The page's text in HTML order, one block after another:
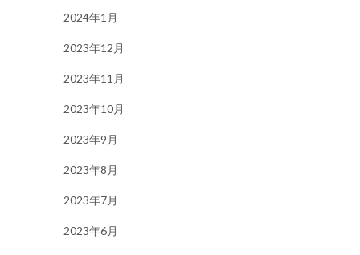
2024年1月
2023年12月
2023年11月
2023年10月
2023年9月
2023年8月
2023年7月
2023年6月